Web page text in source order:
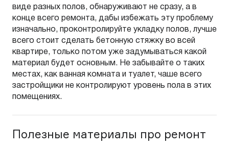
виде разных полов, обнаруживают не сразу, а в
конце всего ремонта, дабы избежать эту проблему
изначально, проконтролируйте укладку полов, лучше
всего стоит сделать бетонную стяжку во всей
квартире, только потом уже задумываться какой
материал будет основным. Не забывайте о таких
местах, как ванная комната и туалет, чаше всего
застройщики не контролируют уровень пола в этих
помещениях.
Полезные материалы про ремонт